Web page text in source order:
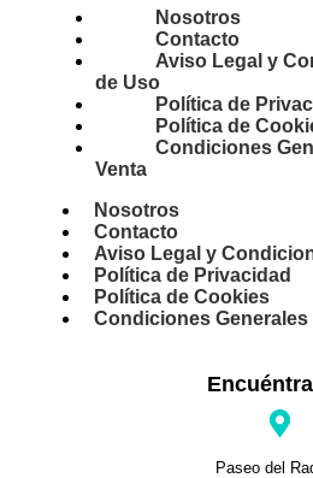
Nosotros
Contacto
Aviso Legal y
de Uso
Política de
Política de
Condiciones
Venta
Nosotros
Contacto
Aviso Legal y
Política de Privacidad
Política de Cookies
Condiciones Generales
Paseo del